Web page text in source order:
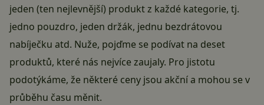
jeden (ten nejlevnější) produkt z každé kategorie, tj.
jedno pouzdro, jeden držák, jednu bezdrátovou
nabíječku atd. Nuže, pojďme se podívat na deset
produktů, které nás nejvíce zaujaly. Pro jistotu
podotýkáme, že některé ceny jsou akční a mohou se v
průběhu času měnit.